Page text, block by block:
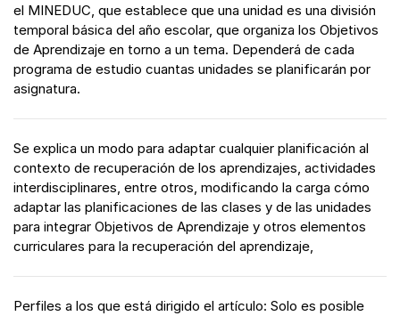
el MINEDUC, que establece que una unidad es una división
temporal básica del año escolar, que organiza los Objetivos
de Aprendizaje en torno a un tema. Dependerá de cada
programa de estudio cuantas unidades se planificarán por
asignatura.
Se explica un modo para adaptar cualquier planificación al
contexto de recuperación de los aprendizajes, actividades
interdisciplinares, entre otros, modificando la carga cómo
adaptar las planificaciones de las clases y de las unidades
para integrar Objetivos de Aprendizaje y otros elementos
curriculares para la recuperación del aprendizaje,
Perfiles a los que está dirigido el artículo: Solo es posible